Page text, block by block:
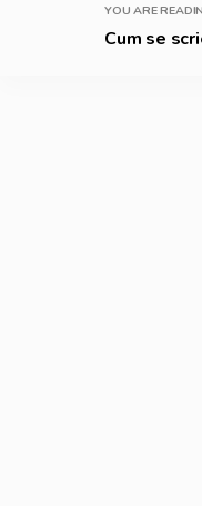
YOU ARE
Cum se